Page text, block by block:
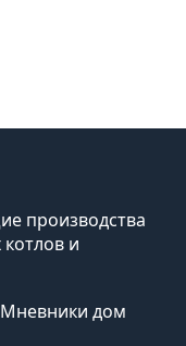
производства
и
дом